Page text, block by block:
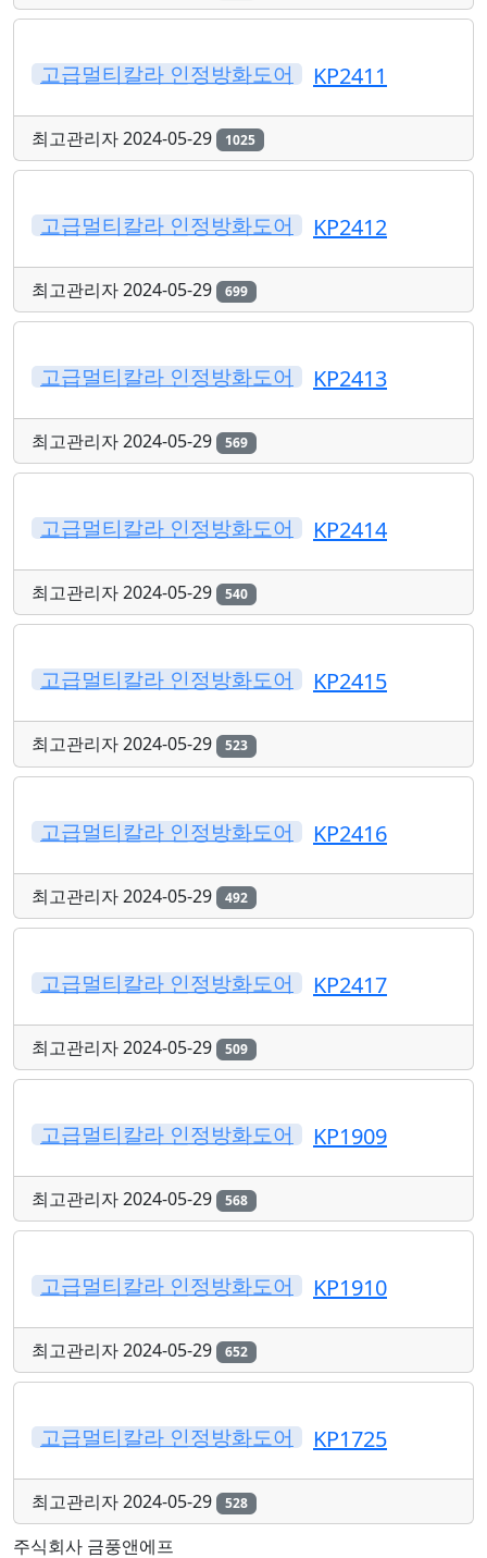
고급멀티칼라 인정방화도어 KP2411
최고관리자2024-05-29 1025
고급멀티칼라 인정방화도어 KP2412
최고관리자2024-05-29 699
고급멀티칼라 인정방화도어 KP2413
최고관리자2024-05-29 569
고급멀티칼라 인정방화도어 KP2414
최고관리자2024-05-29 540
고급멀티칼라 인정방화도어 KP2415
최고관리자2024-05-29 523
고급멀티칼라 인정방화도어 KP2416
최고관리자2024-05-29 492
고급멀티칼라 인정방화도어 KP2417
최고관리자2024-05-29 509
고급멀티칼라 인정방화도어 KP1909
최고관리자2024-05-29 568
고급멀티칼라 인정방화도어 KP1910
최고관리자2024-05-29 652
고급멀티칼라 인정방화도어 KP1725
최고관리자2024-05-29 528
주식회사 금풍앤에프